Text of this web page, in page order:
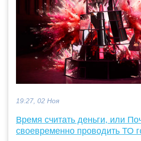
19:27, 02 Ноя
Время считать деньги, или
своевременно проводить ТО